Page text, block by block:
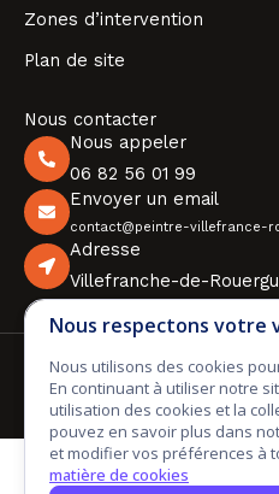
Nous respectons
Nous utilisons des cookies
En continuant à utiliser notre
utilisation des cookies et la
pouvez en savoir plus dans
et modifier vos préférences à
matière de cookies
Zones d’intervention
Plan de site
Nous contacter
Nous appeler
06 82 56 01 99
Envoyer un email
contact@peintre-villefrance-
Adresse
Villefranche-de-
© 2026 Esprit Rouergue Peinture.
Mentions légales
Politique